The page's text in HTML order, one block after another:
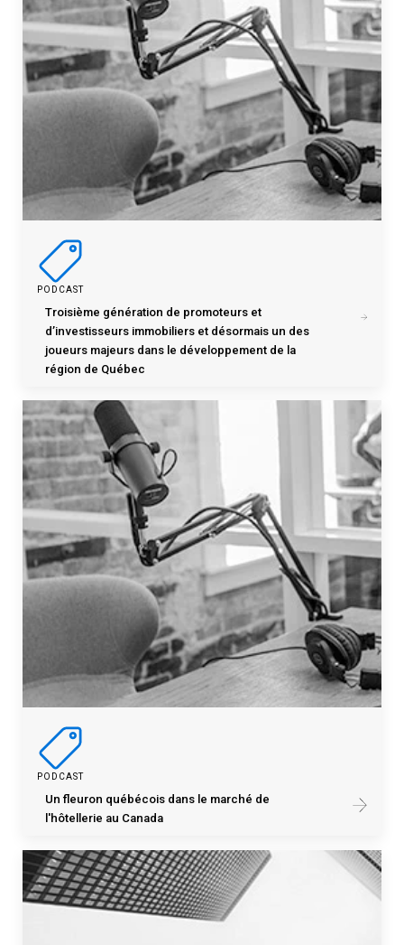
PODCAST
Troisième génération de promoteurs et
d’investisseurs immobiliers et désormais un des
joueurs majeurs dans le développement de la
région de Québec
PODCAST
Un fleuron québécois dans le marché de
l'hôtellerie au Canada